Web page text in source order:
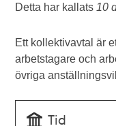
Detta har kallats 10
Ett kollektivavtal är
arbetstagare och
övriga
Tid